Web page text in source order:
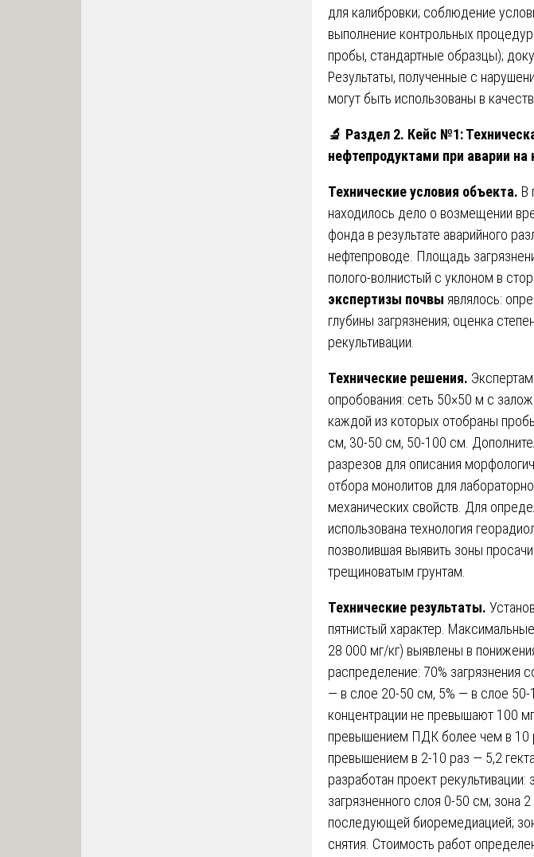
для калибровки; соблюдение
выполнение контрольных
пробы, стандартные образцы);
Результаты, полученные с
могут быть использованы в
🔬 Раздел 2. Кейс №1:
нефтепродуктами при аварии на
Технические условия объекта. В
находилось дело о возмещении
фонда в результате аварийного
нефтепроводе. Площадь
полого-волнистый с уклоном в
экспертизы почвы являлось:
глубины загрязнения; оценка
рекультивации.
Технические решения.
опробования: сеть 50×50 м с
каждой из которых отобраны
см, 30-50 см, 50-100 см.
разрезов для описания
отбора монолитов для
механических свойств. Для
использована технология
позволившая выявить зоны
трещиноватым грунтам.
Технические результаты.
пятнистый характер.
28 000 мг/кг) выявлены в
распределение: 70% загрязнения
— в слое 20-50 см, 5% — в слое
концентрации не превышают 100
превышением ПДК более чем в 10
превышением в 2-10 раз — 5,2
разработан проект рекультивации:
загрязненного слоя 0-50 см; зона
последующей биоремедиацией;
снятия. Стоимость работ